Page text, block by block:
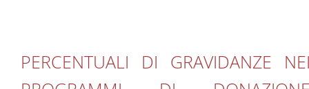
PERCENTUALI DI GRAVIDANZE